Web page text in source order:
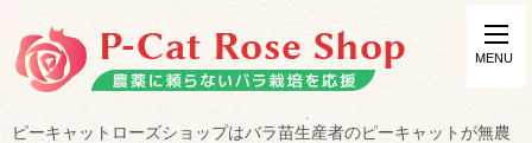
ピーキャットローズショップはバラ苗生産者のピーキャットが無農